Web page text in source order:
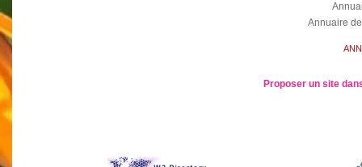
Annuaire
Proposer un site